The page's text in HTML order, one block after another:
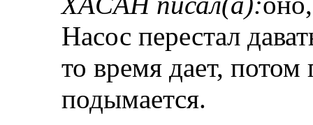
Насос перестал
то время дает,
подымается.